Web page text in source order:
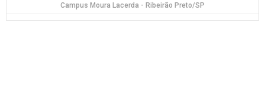
Campus Moura Lacerda - Ribeirão Preto/SP